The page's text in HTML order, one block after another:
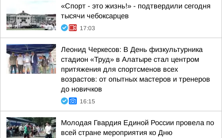
«Спорт - это жизнь!» - подтвердили сегодня
тысячи чебоксарцев
17:03
Леонид Черкесов: В День физкультурника
стадион «Труд» в Алатыре стал центром
притяжения для спортсменов всех
возрастов: от опытных мастеров и тренеров
до новичков
16:15
Молодая Гвардия Единой России провела по
всей стране мероприятия ко Дню